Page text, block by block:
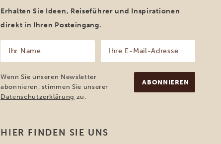
Erhalten Sie Ideen, Reiseführer und Inspirationen
direkt in Ihren Posteingang.
Name
(erforderlich)
Mail-
(erforderlich)
Wenn Sie unseren Newsletter
abonnieren, stimmen Sie unserer
Datenschutzerklärung zu.
HIER FINDEN SIE UNS